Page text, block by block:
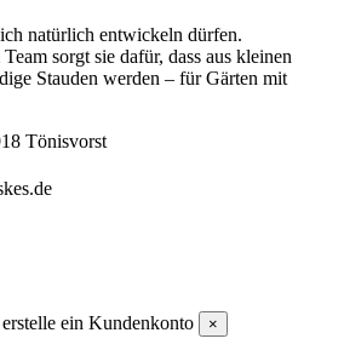
natürlich entwickeln dürfen.
sorgt sie dafür, dass aus kleinen
Stauden werden – für Gärten mit
Tönisvorst
ein Kundenkonto ×